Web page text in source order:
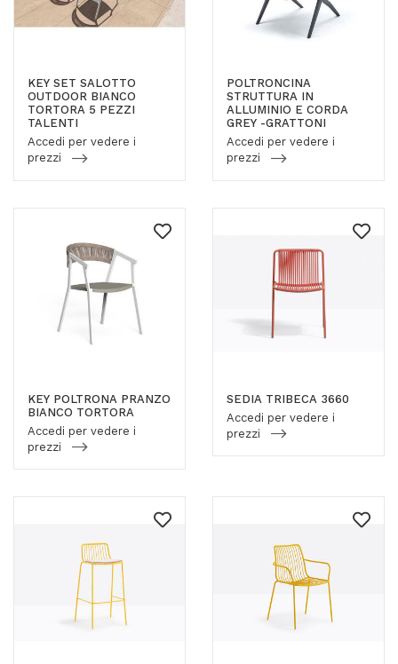
KEY SET SALOTTO
OUTDOOR BIANCO
TORTORA 5 PEZZI
TALENTI
Accedi per vedere i
prezzi
POLTRONCINA
STRUTTURA IN
ALLUMINIO E CORDA
GREY -GRATTONI
Accedi per vedere i
prezzi
KEY POLTRONA PRANZO
BIANCO TORTORA
Accedi per vedere i
prezzi
SEDIA TRIBECA 3660
Accedi per vedere i
prezzi